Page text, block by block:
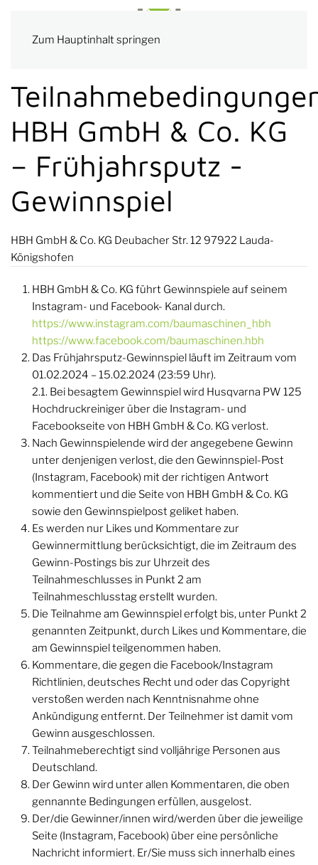
Zum Hauptinhalt springen
HBH GmbH & Co. KG
– Frühjahrsputz -
Gewinnspiel
HBH GmbH & Co. KG Deubacher Str. 12 97922 Lauda-
Königshofen
HBH GmbH & Co. KG führt Gewinnspiele auf seinem
Instagram- und Facebook- Kanal durch.
https://www.instagram.com/baumaschinen_hbh
https://www.facebook.com/baumaschinen.hbh
Das Frühjahrsputz-Gewinnspiel läuft im Zeitraum vom
01.02.2024 – 15.02.2024 (23:59 Uhr).
2.1. Bei besagtem Gewinnspiel wird Husqvarna PW 125
Hochdruckreiniger über die Instagram- und
Facebookseite von HBH GmbH & Co. KG verlost.
Nach Gewinnspielende wird der angegebene Gewinn
unter denjenigen verlost, die den Gewinnspiel-Post
(Instagram, Facebook) mit der richtigen Antwort
kommentiert und die Seite von HBH GmbH & Co. KG
sowie den Gewinnspielpost geliket haben.
Es werden nur Likes und Kommentare zur
Gewinnermittlung berücksichtigt, die im Zeitraum des
Gewinn-Postings bis zur Uhrzeit des
Teilnahmeschlusses in Punkt 2 am
Teilnahmeschlusstag erstellt wurden.
Die Teilnahme am Gewinnspiel erfolgt bis, unter Punkt 2
genannten Zeitpunkt, durch Likes und Kommentare, die
am Gewinnspiel teilgenommen haben.
Kommentare, die gegen die Facebook/Instagram
Richtlinien, deutsches Recht und oder das Copyright
verstoßen werden nach Kenntnisnahme ohne
Ankündigung entfernt. Der Teilnehmer ist damit vom
Gewinn ausgeschlossen.
Teilnahmeberechtigt sind volljährige Personen aus
Deutschland.
Der Gewinn wird unter allen Kommentaren, die oben
gennannte Bedingungen erfüllen, ausgelost.
Der/die Gewinner/innen wird/werden über die jeweilige
Seite (Instagram, Facebook) über eine persönliche
Nachricht informiert. Er/Sie muss sich innerhalb eines